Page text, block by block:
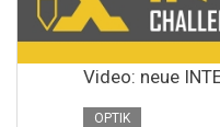
Video: neue
OPTIK